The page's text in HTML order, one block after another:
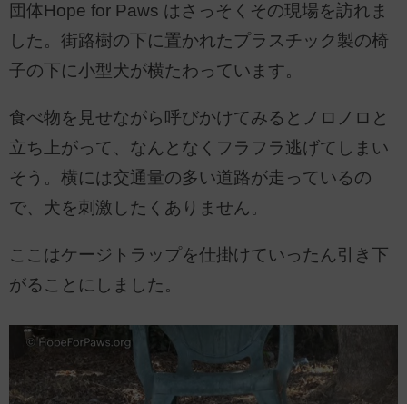
団体Hope for Paws はさっそくその現場を訪れま
した。街路樹の下に置かれたプラスチック製の椅
子の下に小型犬が横たわっています。
食べ物を見せながら呼びかけてみるとノロノロと
立ち上がって、なんとなくフラフラ逃げてしまい
そう。横には交通量の多い道路が走っているの
で、犬を刺激したくありません。
ここはケージトラップを仕掛けていったん引き下
がることにしました。